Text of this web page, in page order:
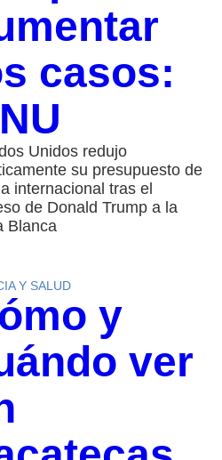
casos:
Unidos redujo
su presupuesto de
internacional tras el
de Donald Trump a la
Blanca
Y SALUD
y
ver